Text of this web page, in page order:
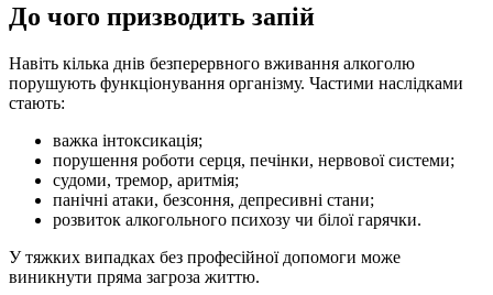
До чого призводить запій
Навіть кілька днів безперервного вживання алкоголю
порушують функціонування організму. Частими наслідками
стають:
важка інтоксикація;
порушення роботи серця, печінки, нервової системи;
судоми, тремор, аритмія;
панічні атаки, безсоння, депресивні стани;
розвиток алкогольного психозу чи білої гарячки.
У тяжких випадках без професійної допомоги може
виникнути пряма загроза життю.